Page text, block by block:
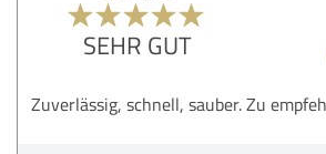
SEHR GUT
Zuverlässig, schnell, sauber. Zu